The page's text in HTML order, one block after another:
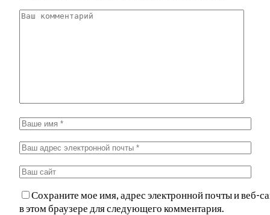
Сохраните мое имя, адрес электронной почты и веб-
в этом браузере для следующего комментария.